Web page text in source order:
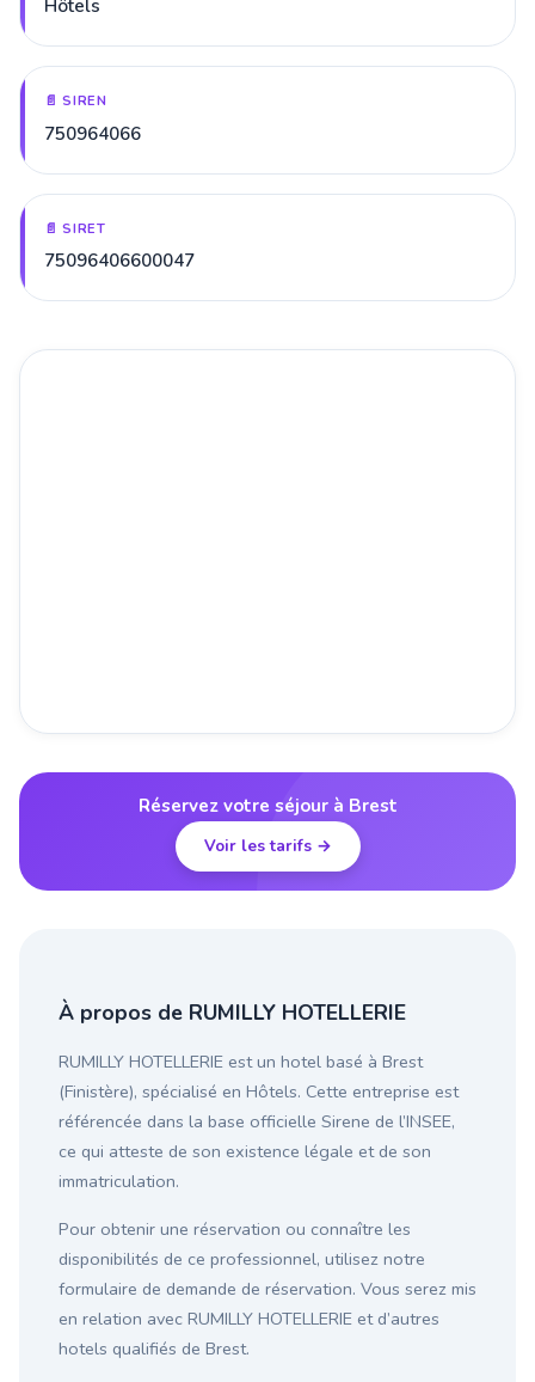
Hôtels
📄 SIREN
750964066
📄 SIRET
75096406600047
Réservez votre séjour à Brest
Voir les tarifs →
À propos de RUMILLY HOTELLERIE
RUMILLY HOTELLERIE est un hotel basé à Brest
(Finistère), spécialisé en Hôtels. Cette entreprise est
référencée dans la base officielle Sirene de l’INSEE,
ce qui atteste de son existence légale et de son
immatriculation.
Pour obtenir une réservation ou connaître les
disponibilités de ce professionnel, utilisez notre
formulaire de demande de réservation. Vous serez mis
en relation avec RUMILLY HOTELLERIE et d’autres
hotels qualifiés de Brest.